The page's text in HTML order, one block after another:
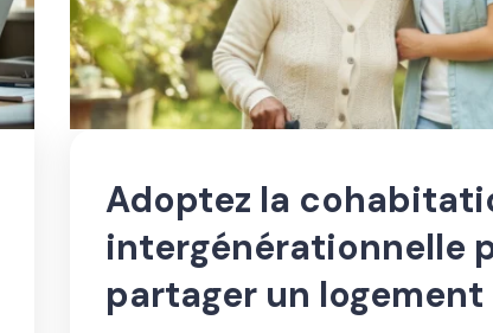
Adoptez la
intergénérationnelle
partager un logement